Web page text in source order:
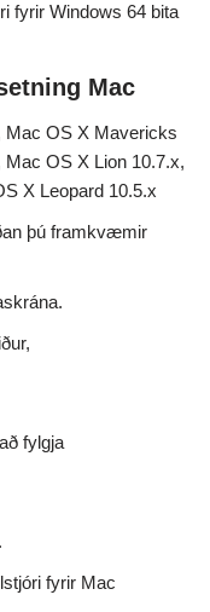
fyrir Windows 64 bita
Mac
Mac OS X Mavericks
OS X Lion 10.7.x,
X Leopard 10.5.x
þú framkvæmir
fylgja
fyrir Mac